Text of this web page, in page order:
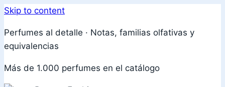
Skip to content
Perfumes al detalle · Notas, familias olfativas y
equivalencias
Más de 1.000 perfumes en el catálogo